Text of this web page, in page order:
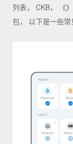
列表， CKB， 《
包， 以下是一些常